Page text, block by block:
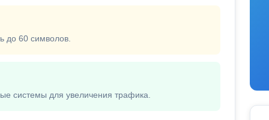
до 60 символов.
системы для увеличения трафика.